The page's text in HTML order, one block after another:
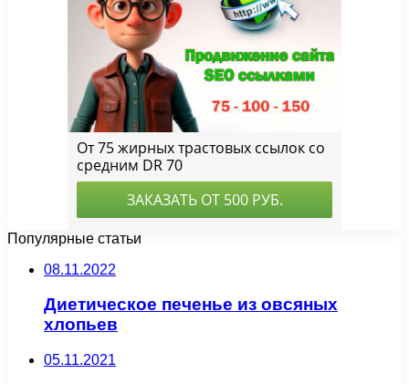
Популярные статьи
08.11.2022
Диетическое печенье из овсяных
хлопьев
05.11.2021